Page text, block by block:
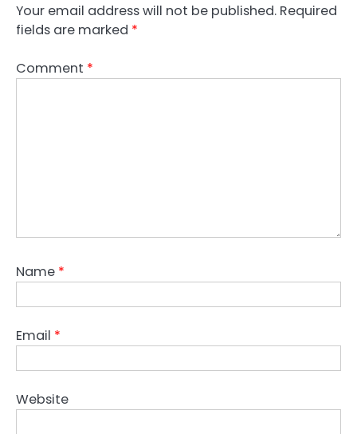
Your email address will not be published. Required
fields are marked *
Comment *
Name *
Email *
Website